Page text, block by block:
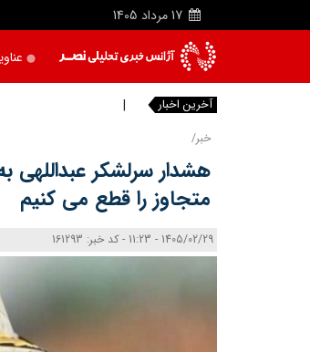
17 مرداد 1405
آخرین اخبار ظرفیت م
خبر/
هشدار سرلشکر
متجاوز را قطع می‌ کنیم
1405/02/29 - 11:23 - کد خبر: 161293